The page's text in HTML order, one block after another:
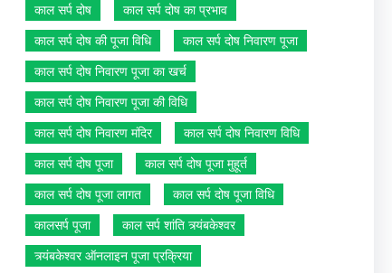
काल सर्प दोष
काल सर्प दोष का प्रभाव
काल सर्प दोष की पूजा विधि
काल सर्प दोष निवारण पूजा
काल सर्प दोष निवारण पूजा का खर्च
काल सर्प दोष निवारण पूजा की विधि
काल सर्प दोष निवारण मंदिर
काल सर्प दोष निवारण विधि
काल सर्प दोष पूजा
काल सर्प दोष पूजा मुहूर्त
काल सर्प दोष पूजा लागत
काल सर्प दोष पूजा विधि
कालसर्प पूजा
काल सर्प शांति त्र्यंबकेश्वर
त्र्यंबकेश्वर ऑनलाइन पूजा प्रक्रिया